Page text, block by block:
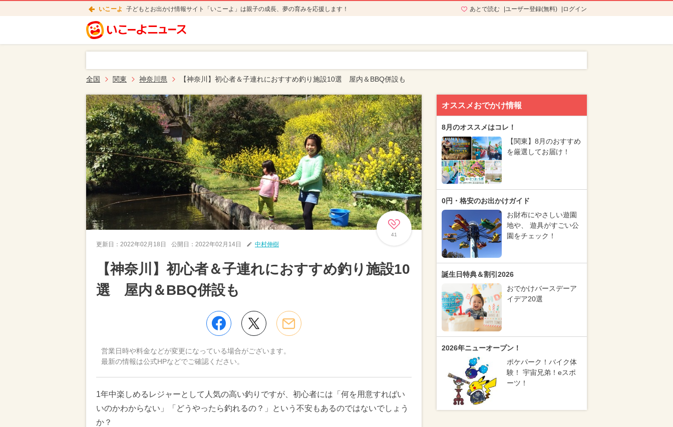
いこーよ 子どもとお出かけ情報サイト「いこーよ」は親子の成長、夢の育みを応援します！ あとで読む ユーザー登録(無料) ログイン
全国 関東 神奈川県 【神奈川】初心者＆子連れにおすすめ釣り施設10選 屋内＆BBQ併設も
41
更新日： 2022年02月18日 公開日： 2022年02月14日 中村伸樹
【神奈川】初心者＆子連れにおすすめ釣り施設10
選 屋内＆BBQ併設も
営業日時や料金などが変更になっている場合がございます。
最新の情報は公式HPなどでご確認ください。
1年中楽しめるレジャーとして人気の高い釣りですが、初心者には「何を用意すればい
いのかわからない」「どうやったら釣れるの？」という不安もあるのではないでしょう
か？
オススメおでかけ情報
8月のオススメはコレ！
【関東】8月のおすすめ
を厳選してお届け！
0円・格安のお出かけガイド
お財布にやさしい遊園
地や、 遊具がすごい公
園をチェック！
誕生日特典＆割引2026
おでかけバースデーア
イデア20選
2026年ニューオープン！
ポケパーク！バイク体
験！ 宇宙兄弟！eスポ
ーツ！